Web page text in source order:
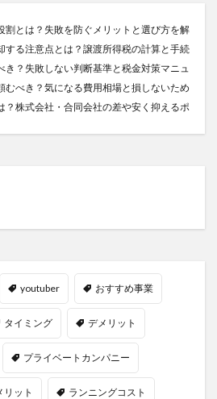
割とは？失敗を防ぐメリットと選び方を解
する注意点とは？譲渡所得税の計算と手続
き？失敗しない判断基準と税金対策マニュ
むべき？気になる費用相場と損しないため
？株式会社・合同会社の差や安く抑えるポ
youtuber おすすめ事業
タイミング デメリット
プライベートカンパニー
リット ランニングコスト